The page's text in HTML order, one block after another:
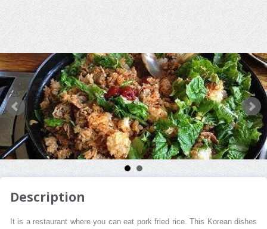
Description
It is a restaurant where you can eat pork fried rice. This Korean dishes